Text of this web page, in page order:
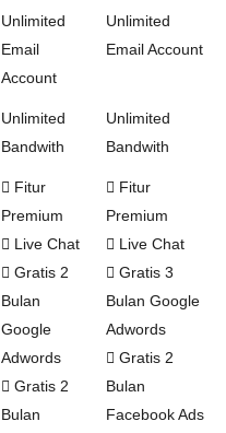
Unlimited
Email
Account
Unlimited
Email Account
Unlimited
Bandwith
Unlimited
Bandwith
Fitur
Premium
Live Chat
Gratis 2
Bulan
Google
Adwords
Gratis 2
Bulan
Fitur
Premium
Live Chat
Gratis 3
Bulan Google
Adwords
Gratis 2
Bulan
Facebook Ads